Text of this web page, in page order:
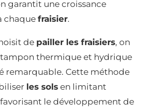
garantit une croissance
chaque fraisier.
de pailler les fraisiers, on
tampon thermique et hydrique
remarquable. Cette méthode
les sols en limitant
favorisant le développement de